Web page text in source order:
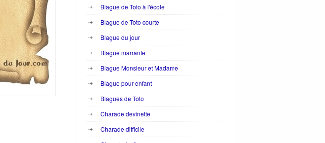
Blague de Toto à l'école
Blague de Toto courte
Blague du jour
Blague marrante
Blague Monsieur et Madame
Blague pour enfant
Blagues de Toto
Charade devinette
Charade difficile